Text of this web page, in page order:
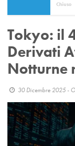
Chiuso
Tokyo: il
Derivati
Notturne
30 Dicembre 2025 -